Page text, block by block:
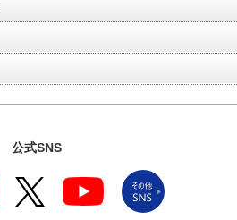
公式SNS